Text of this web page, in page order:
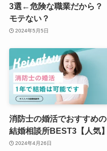
3選←危険な職業だから？
モテない？
2024年5月5日
消防士の婚活でおすすめの
結婚相談所BEST3【人気】
2024年4月26日